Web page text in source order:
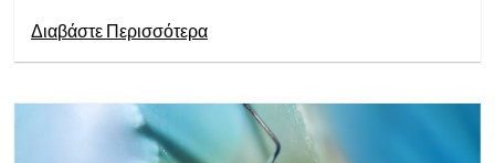
Διαβάστε Περισσότερα